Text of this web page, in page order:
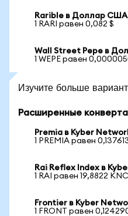
Rarible в Доллар США
1 RARI равен 0,082 $
Wall Street Pepe в
1 WEPE равен
Изучите больше
Расширенные
Premia в Kyber
1 PREMIA равен
Rai Reflex Index в
1 RAI равен 19,8822
Frontier в Kyber
1 FRONT равен